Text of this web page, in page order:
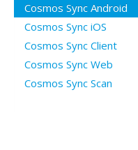
Questions ouvertes
Connexion
Cosmos Sync Android
Cosmos Sync iOS
Cosmos Sync Client
Cosmos Sync Web
Cosmos Sync Scan